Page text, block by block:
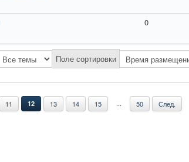
0
Поле сортировки
11 12 13 14 15 ... 50 След.